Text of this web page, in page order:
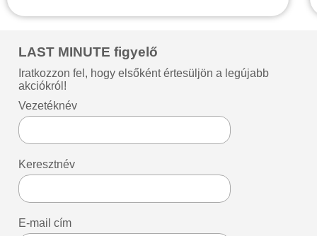
LAST MINUTE figyelő
Iratkozzon fel, hogy elsőként értesüljön a legújabb
akciókról!
Vezetéknév
Keresztnév
E-mail cím